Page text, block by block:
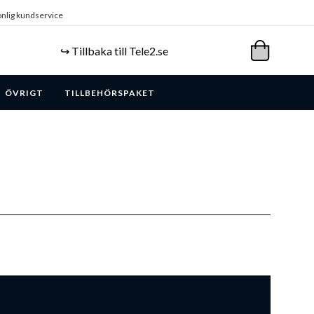
kundservice
↪️ Tillbaka till Tele2.se
ÖVRIGT TILLBEHÖRSPAKET